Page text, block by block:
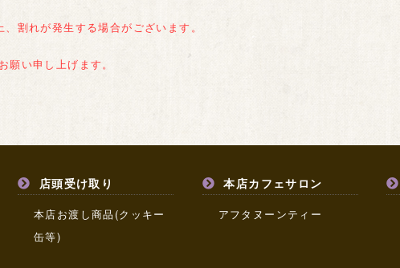
割れが発生する場合がございます。
願い申し上げます。
店頭受け取り
本店お渡し商品(クッキー
缶等)
本店カフェサロン
アフタヌーンティー